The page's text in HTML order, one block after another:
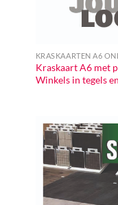
KRASKAARTEN A6
Kraskaart A6 met
Winkels in tegels